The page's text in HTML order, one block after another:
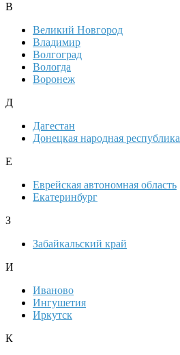
В
Великий Новгород
Владимир
Волгоград
Вологда
Воронеж
Д
Дагестан
Донецкая народная республика
Е
Еврейская автономная область
Екатеринбург
З
Забайкальский край
И
Иваново
Ингушетия
Иркутск
К